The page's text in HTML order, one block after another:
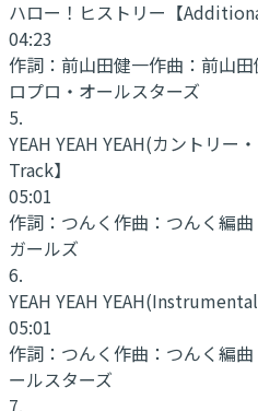
ハロー！ヒストリー 【
04:23
作詞： 前山田健一作曲： 前山
ロプロ・オールスターズ
5.
YEAH YEAH YEAH(カントリー
Track】
05:01
作詞： つんく作曲： つんく編曲
ガールズ
6.
YEAH YEAH YEAH
05:01
作詞： つんく作曲： つんく編曲
ールスターズ
7.